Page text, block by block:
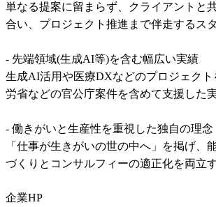
単なる提案に留まらず、クライアントと
合い、プロジェクト推進まで伴走するス
- 先端領域(生成AI等)を含む幅広い実績
生成AI活用や医療DXなどのプロジェク
労省などの官公庁案件を含めて支援した
- 働きがいと生産性を重視した独自の理念
「仕事が生きがいの世の中へ」を掲げ、
づくりとコンサルフィーの適正化を両立
企業HP